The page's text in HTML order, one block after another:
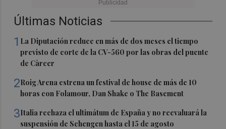
Últimas Noticias
1 La Diputación reduce en más de dos meses el tiempo
previsto de corte de la CV-560 por las obras del puente
de Càrcer
2Roig Arena estrena un festival de house de más de 10
horas con Folamour, Dan Shake o The Basement
3Italia rechaza el ultimátum de España y no reevaluará la
suspensión de Schengen hasta el 15 de agosto